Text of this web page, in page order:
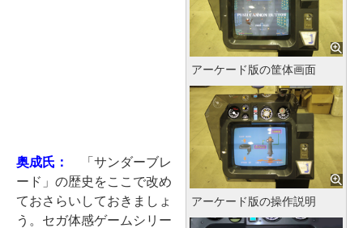
アーケード版の筐体画面
アーケード版の操作説明
奥成氏：
「サンダーブレ
ード」の歴史をここで改め
ておさらいしておきましょ
う。セガ体感ゲームシリー